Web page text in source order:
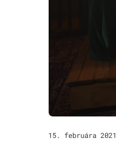
15. februára 2021